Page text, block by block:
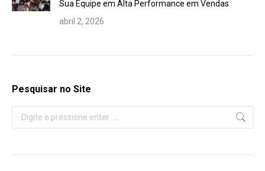
Sua Equipe em Alta Performance em Vendas
abril 2, 2026
Pesquisar no Site
Search: